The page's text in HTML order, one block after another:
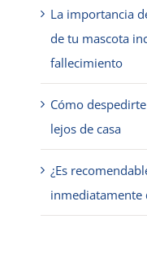
La importancia
de tu mascota
fallecimiento
Cómo
lejos de casa
¿Es
inmediatamente